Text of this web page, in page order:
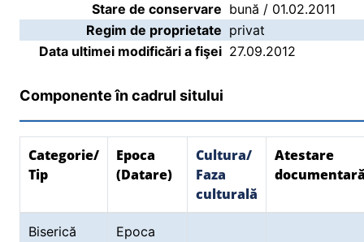
Stare de conservare bună / 01.02.2011
Regim de proprietate privat
Data ultimei modificări a fişei 27.09.2012
Componente în cadrul sitului
Categorie/
Tip
Epoca
(Datare)
Cultura/
Faza
culturală
Atestare
Biserică
Epoca